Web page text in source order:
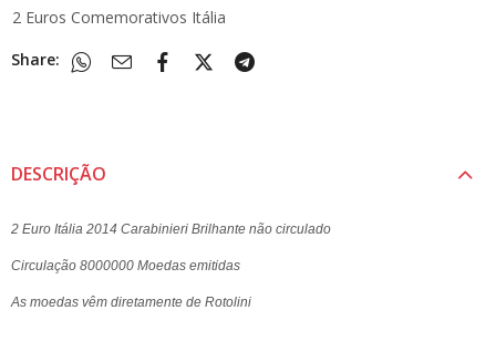
2 Euros Comemorativos Itália
Share:
DESCRIÇÃO
2 Euro Itália 2014 Carabinieri Brilhante não circulado
Circulação 8000000 Moedas emitidas
As moedas vêm diretamente de Rotolini